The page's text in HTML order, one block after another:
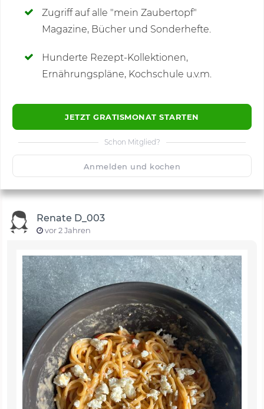
Zugriff auf alle "mein Zaubertopf"
Magazine, Bücher und Sonderhefte.
Hunderte Rezept-Kollektionen,
Ernährungspläne, Kochschule u.v.m.
JETZT GRATISMONAT STARTEN
Schon Mitglied?
Anmelden und kochen
Kommentare(1)
🙂 Speichern
Renate D_003
vor 2 Jahren